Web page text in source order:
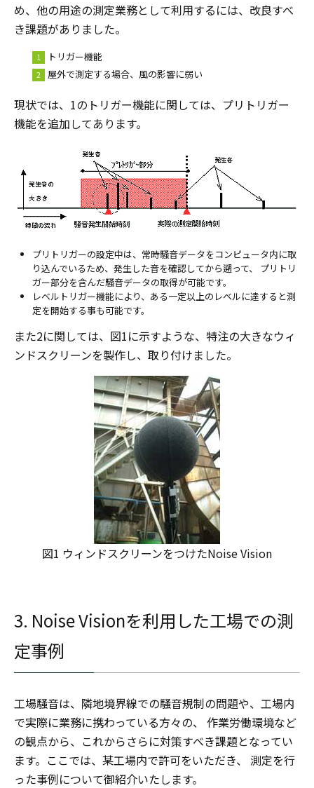
め、他の用途の測定業務として利用するには、改良すべ
き課題がありました。
トリガー機能
屋外で測定する場合、風の影響に弱い
現状では、1のトリガー機能に関しては、プリトリガー
機能を追加してあります。
プリトリガーの設定中は、常時騒音データをコンピュータ内に取
り込んでいるため、発生した音を確認してから遡って、 プリトリ
ガー部分を含んだ騒音データの取得が可能です。
レベルトリガー機能により、ある一定以上のレベルに達すると測
定を開始する事も可能です。
また2に関しては、図1に示すような、特注の大きなウィ
ンドスクリーンを製作し、取り付けました。
図1 ウィンドスクリーンをつけたNoise Vision
3. Noise Visionを利用した工場での測
定事例
工場騒音は、隣地境界線での騒音規制の問題や、工場内
で実際に業務に携わっている方々の、 作業労働環境など
の観点から、これからさらに対策すべき課題となってい
ます。ここでは、某工場内で許可をいただき、 測定を行
った事例について御紹介いたします。